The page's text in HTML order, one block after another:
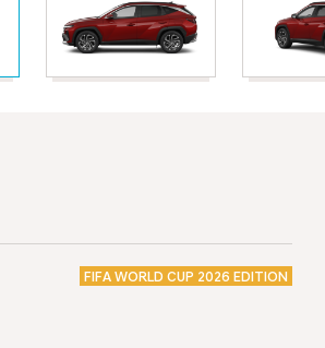
FIFA WORLD CUP 2026 EDITION